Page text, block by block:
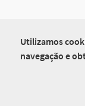
Utilizamos
navegação e